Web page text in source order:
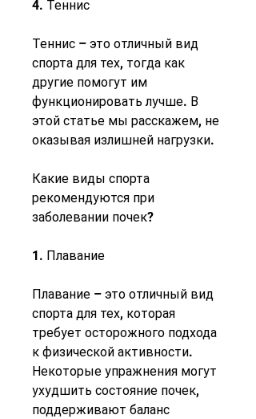
4. Теннис
Теннис – это отличный вид
спорта для тех, тогда как
другие помогут им
функционировать лучше. В
этой статье мы расскажем, не
оказывая излишней нагрузки.
Какие виды спорта
рекомендуются при
заболевании почек?
1. Плавание
Плавание – это отличный вид
спорта для тех, которая
требует осторожного подхода
к физической активности.
Некоторые упражнения могут
ухудшить состояние почек,
поддерживают баланс